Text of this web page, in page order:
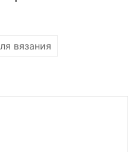
вязания